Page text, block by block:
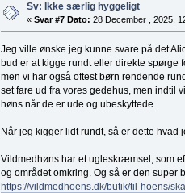
Sv: Ikke særlig hyggeligt
« Svar #7 Dato: 28 December , 2025,
Jeg ville ønske jeg kunne svare på det
bud er at kigge rundt eller direkte spørge
men vi har også oftest børn rendende
set fare ud fra vores gedehus, men indtil
høns når de er ude og ubeskyttede.
Når jeg kigger lidt rundt, så er dette hvad
Vildmedhøns har et ugleskræmsel, som
og området omkring. Og så er den super
https://vildmedhoens.dk/butik/til-hoens/